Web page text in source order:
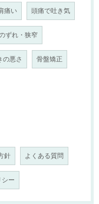
痛い 頭痛で吐き気
ずれ・狭窄
の悪さ 骨盤矯正
針 よくある質問
シー